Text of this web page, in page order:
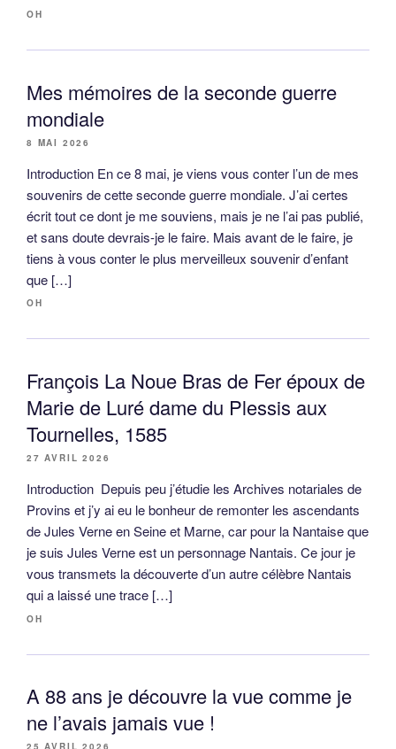
OH
Mes mémoires de la seconde guerre
mondiale
8 MAI 2026
Introduction En ce 8 mai, je viens vous conter l’un de mes
souvenirs de cette seconde guerre mondiale. J’ai certes
écrit tout ce dont je me souviens, mais je ne l’ai pas publié,
et sans doute devrais-je le faire. Mais avant de le faire, je
tiens à vous conter le plus merveilleux souvenir d’enfant
que […]
OH
François La Noue Bras de Fer époux de
Marie de Luré dame du Plessis aux
Tournelles, 1585
27 AVRIL 2026
Introduction Depuis peu j’étudie les Archives notariales de
Provins et j’y ai eu le bonheur de remonter les ascendants
de Jules Verne en Seine et Marne, car pour la Nantaise que
je suis Jules Verne est un personnage Nantais. Ce jour je
vous transmets la découverte d’un autre célèbre Nantais
qui a laissé une trace […]
OH
A 88 ans je découvre la vue comme je
ne l’avais jamais vue !